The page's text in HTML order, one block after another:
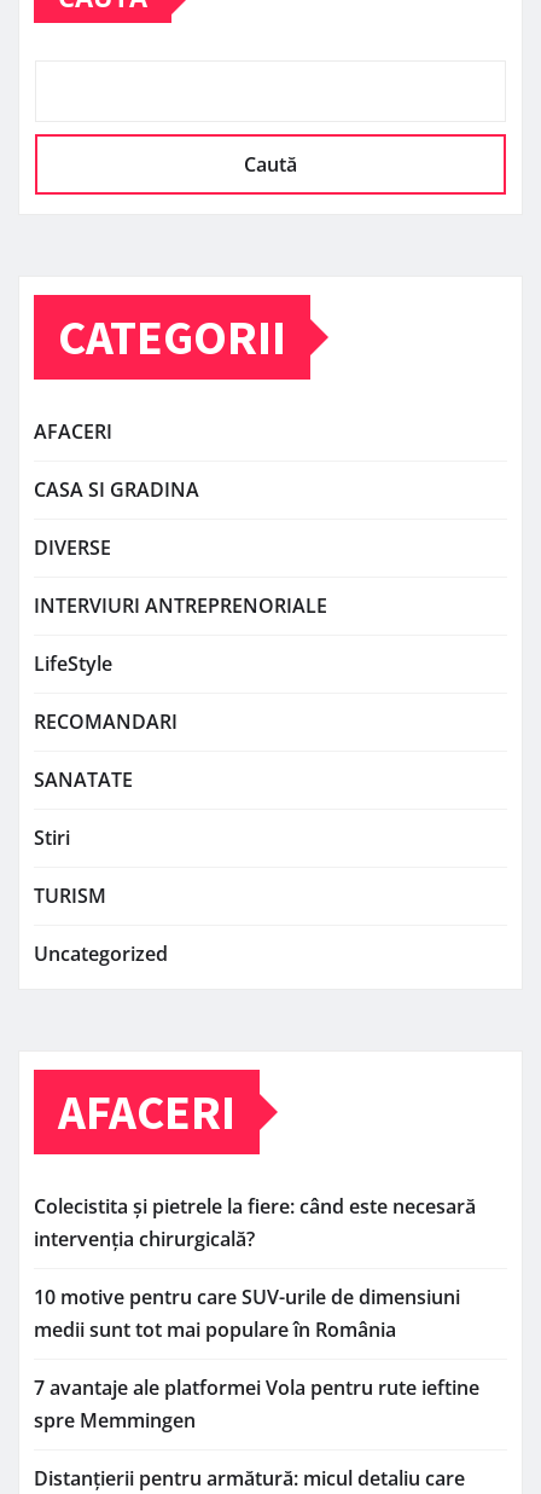
Caută
CATEGORII
AFACERI
CASA SI GRADINA
DIVERSE
INTERVIURI ANTREPRENORIALE
LifeStyle
RECOMANDARI
SANATATE
Stiri
TURISM
Uncategorized
AFACERI
Colecistita și pietrele la fiere: când este necesară
intervenția chirurgicală?
10 motive pentru care SUV-urile de dimensiuni
medii sunt tot mai populare în România
7 avantaje ale platformei Vola pentru rute ieftine
spre Memmingen
Distanțierii pentru armătură: micul detaliu care